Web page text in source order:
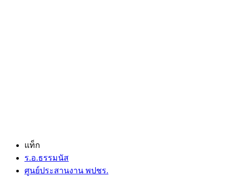
แท็ก
ร.อ.ธรรมนัส
ศูนย์ประสานงาน พปชร.